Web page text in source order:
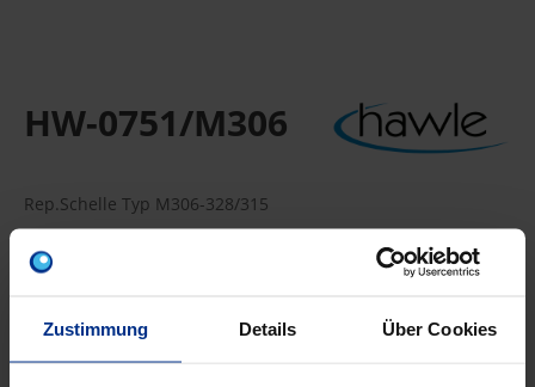
Zustimmung Details Über Cookies
HW-0751/M306
Rep.Schelle Typ M306-328/315
Die Schelle mit dem „selbstzentrierenden Verschluss-
System”, doppelt gespannt
DATENBLATT ERSTELLEN